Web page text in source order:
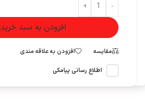
-
+
افزودن به سبد خرید
مقایسه افزودن به علاقه مندی
اطلاع رسانی پیامکی